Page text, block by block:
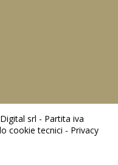
srl - Partita iva
cookie tecnici - Privacy